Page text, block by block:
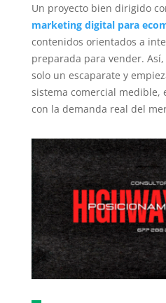
Un proyecto bien dirigido
marketing digital para
contenidos orientados a
preparada para vender.
solo un escaparate y
sistema comercial medible,
con la demanda real del